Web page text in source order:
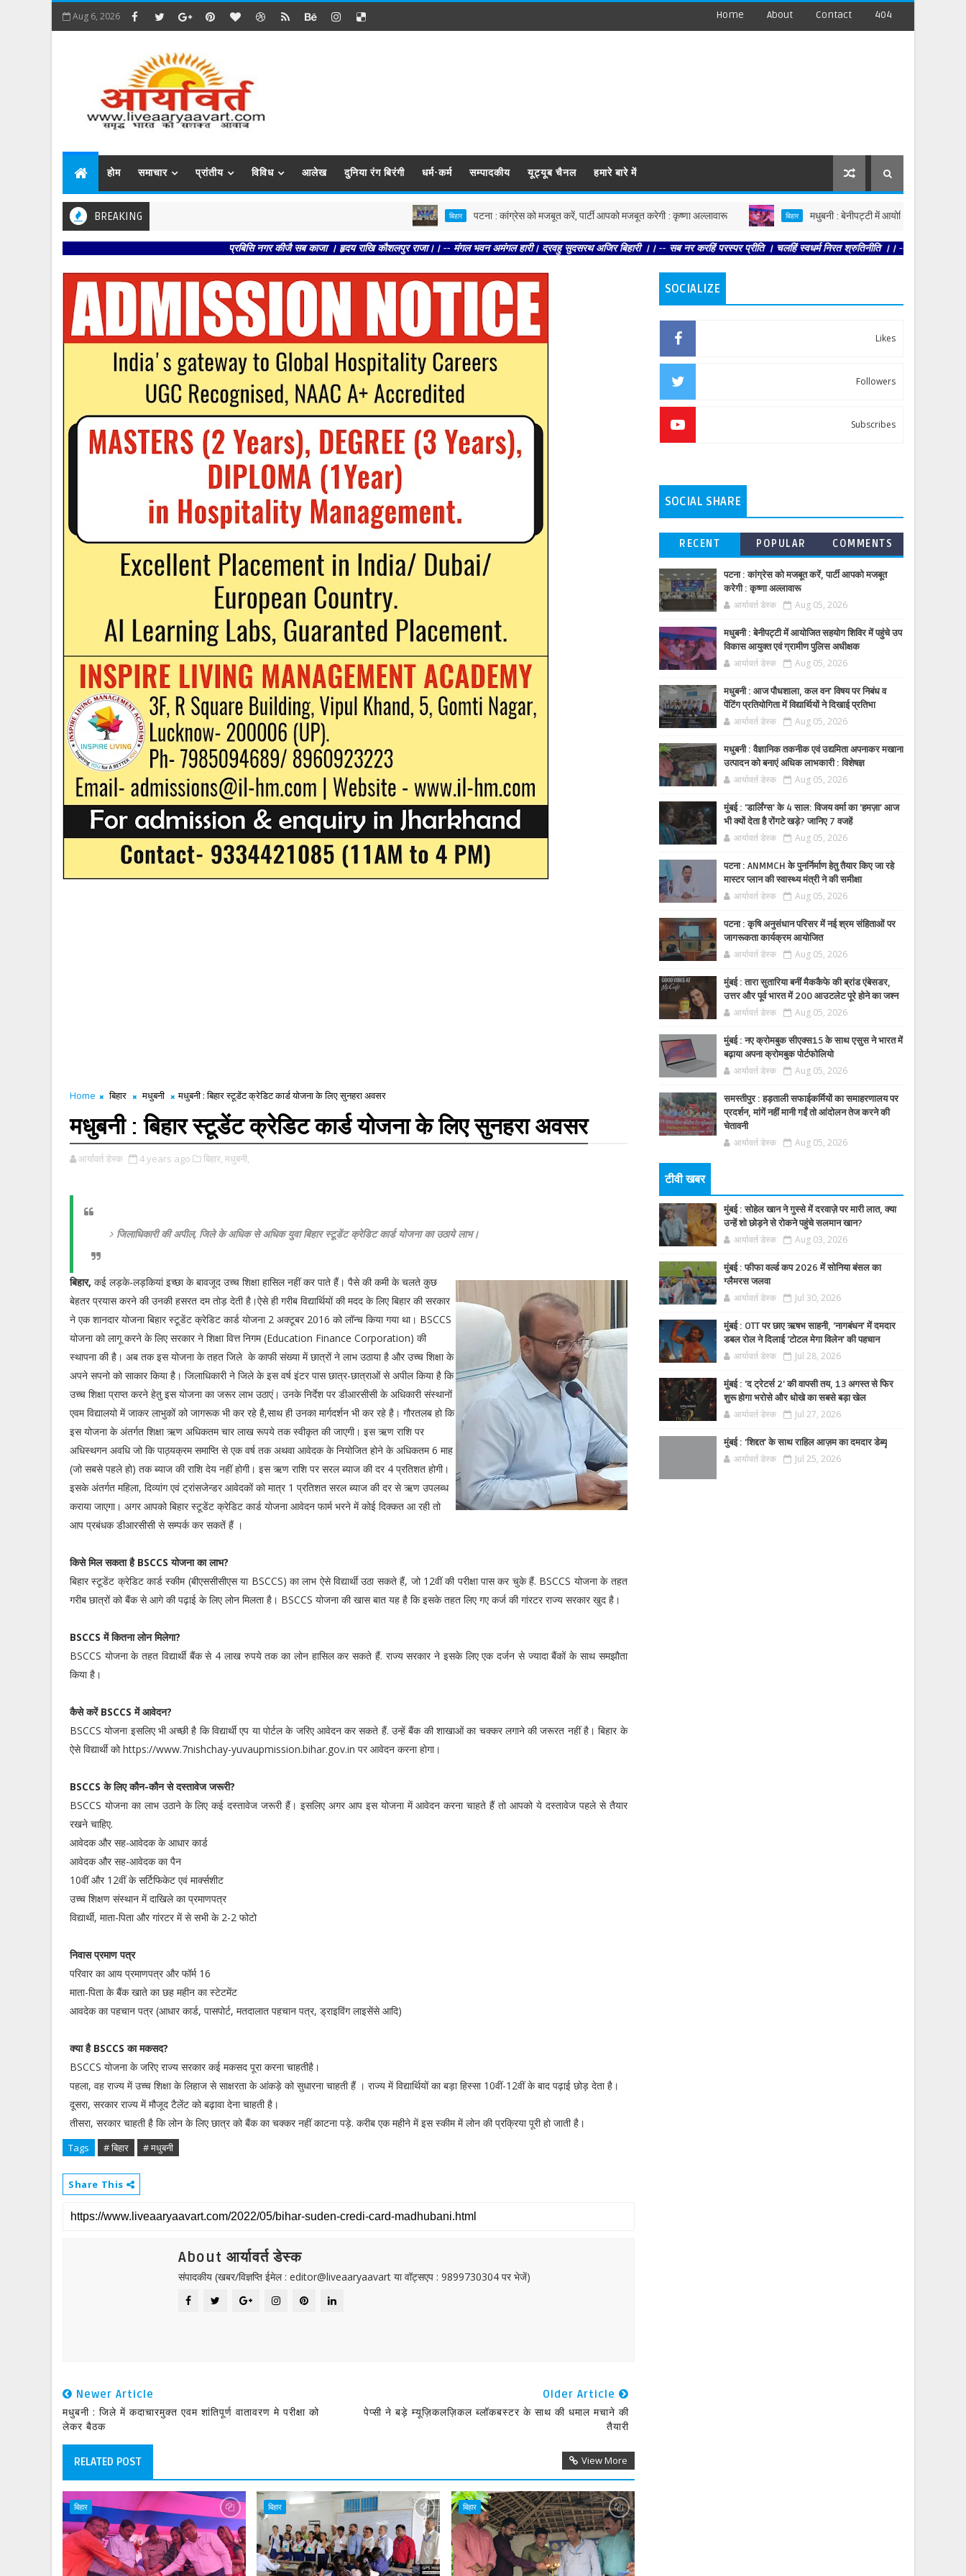
Aug 6, 2026 Home About Contact 404
होम समाचार प्रांतीय विविध आलेख दुनिया रंग बिरंगी धर्म-कर्म सम्पादकीय यूट्यूब चैनल हमारे बारे में
BREAKING बिहार पटना : कांग्रेस को मजबूत करें, पार्टी आपको मजबूत करेगी : कृष्णा अल्लावारू बिहार मधुबनी : बेनीपट्टी में आयोजित सहयोग शिविर में पहुंचे उप
प्रबिसि नगर कीजै सब काजा । हृदय राखि कौशलपुर राजा।। -- मंगल भवन अमंगल हारी। द्रवहु सुदसरथ अजिर बिहारी ।। -- सब नर करहिं परस्पर प्रीति । चलहिं स्वधर्म निरत श्रुतिनीति ।। -- तेहि अवसर सुनि शिव
Home बिहार मधुबनी मधुबनी : बिहार स्टूडेंट क्रेडिट कार्ड योजना के लिए सुनहरा अवसर
मधुबनी : बिहार स्टूडेंट क्रेडिट कार्ड योजना के लिए सुनहरा अवसर
आर्यावर्त डेस्क 4 years ago बिहार, मधुबनी,
जिलाधिकारी की अपील, जिले के अधिक से अधिक युवा बिहार स्टूडेंट क्रेडिट कार्ड योजना का उठाये लाभ।
बिहार, कई लड़के-लड़कियां इच्छा के बावजूद उच्च शिक्षा हासिल नहीं कर पाते हैं। पैसे की कमी के चलते कुछ
बेहतर प्रयास करने की उनकी हसरत दम तोड़ देती है।ऐसे ही गरीब विद्यार्थियों की मदद के लिए बिहार की सरकार
ने एक शानदार योजना बिहार स्टूडेंट क्रेडिट कार्ड योजना 2 अक्टूबर 2016 को लॉन्च किया गया था। BSCCS
योजना को लागू करने के लिए सरकार ने शिक्षा वित्त निगम (Education Finance Corporation) की
स्थापना की है। अब तक इस योजना के तहत जिले के काफी संख्या में छात्रों ने लाभ उठाया है और उच्च शिक्षा के
अपने सपनो को साकार किया है। जिलाधिकारी ने जिले के इस वर्ष इंटर पास छात्र-छात्राओं से अपील किया है कि
उच्च शिक्षा प्राप्त करने हेतु इस योजना का जरूर लाभ उठाएं। उनके निर्देश पर डीआरसीसी के अधिकारी संस्थानों
एवम विद्यालयो में जाकर लाभुकों को जागरूक भी कर रहे है,साथ ही उनका मार्गदर्शन भी कर रहे है। गौरतलब हो कि
इस योजना के अंतर्गत शिक्षा ऋण अधिकतम चार लाख रूपये तक स्वीकृत की जाएगी। इस ऋण राशि पर
अधिस्थगन अवधि जो कि पाठ्यक्रम समाप्ति से एक वर्ष तक अथवा आवेदक के नियोजित होने के अधिकतम 6 माह
(जो सबसे पहले हो) तक ब्याज की राशि देय नहीं होगी। इस ऋण राशि पर सरल ब्याज की दर 4 प्रतिशत होगी।
इसके अंतर्गत महिला, दिव्यांग एवं ट्रांसजेन्डर आवेदकों को मात्र 1 प्रतिशत सरल ब्याज की दर से ऋण उपलब्ध
कराया जाएगा। अगर आपको बिहार स्टूडेंट क्रेडिट कार्ड योजना आवेदन फार्म भरने में कोई दिक्कत आ रही तो
आप प्रबंधक डीआरसीसी से सम्पर्क कर सकतें हैं ।
किसे मिल सकता है BSCCS योजना का लाभ?
बिहार स्टूडेंट क्रेडिट कार्ड स्कीम (बीएससीसीएस या BSCCS) का लाभ ऐसे विद्यार्थी उठा सकते हैं, जो 12वीं की परीक्षा पास कर चुके हैं. BSCCS योजना के तहत
गरीब छात्रों को बैंक से आगे की पढ़ाई के लिए लोन मिलता है। BSCCS योजना की खास बात यह है कि इसके तहत लिए गए कर्ज की गांरटर राज्य सरकार खुद है।
BSCCS में कितना लोन मिलेगा?
BSCCS योजना के तहत विद्यार्थी बैंक से 4 लाख रुपये तक का लोन हासिल कर सकते हैं. राज्य सरकार ने इसके लिए एक दर्जन से ज्यादा बैंकों के साथ समझौता
किया है।
कैसे करें BSCCS में आवेदन?
BSCCS योजना इसलिए भी अच्छी है कि विद्यार्थी एप या पोर्टल के जरिए आवेदन कर सकते हैं. उन्हें बैंक की शाखाओं का चक्कर लगाने की जरूरत नहीं है। बिहार के
ऐसे विद्यार्थी को https://www.7nishchay-yuvaupmission.bihar.gov.in पर आवेदन करना होगा।
BSCCS के लिए कौन-कौन से दस्तावेज जरूरी?
BSCCS योजना का लाभ उठाने के लिए कई दस्तावेज जरूरी हैं। इसलिए अगर आप इस योजना में आवेदन करना चाहते हैं तो आपको ये दस्तावेज पहले से तैयार
रखने चाहिए.
आवेदक और सह-आवेदक के आधार कार्ड
आवेदक और सह-आवेदक का पैन
10वीं और 12वीं के सर्टिफिकेट एवं मार्क्सशीट
उच्च शिक्षण संस्थान में दाखिले का प्रमाणपत्र
विद्यार्थी, माता-पिता और गांरटर में से सभी के 2-2 फोटो
निवास प्रमाण पत्र
परिवार का आय प्रमाणपत्र और फॉर्म 16
माता-पिता के बैंक खाते का छह महीन का स्टेटमेंट
आवदेक का पहचान पत्र (आधार कार्ड, पासपोर्ट, मतदालात पहचान पत्र, ड्राइविंग लाइसेंसे आदि)
क्या है BSCCS का मकसद?
BSCCS योजना के जरिए राज्य सरकार कई मकसद पूरा करना चाहतीहै।
पहला, वह राज्य में उच्च शिक्षा के लिहाज से साक्षरता के आंकड़े को सुधारना चाहती हैं । राज्य में विद्यार्थियों का बड़ा हिस्सा 10वीं-12वीं के बाद पढ़ाई छोड़ देता है।
दूसरा, सरकार राज्य में मौजूद टैलेंट को बढ़ावा देना चाहती है।
तीसरा, सरकार चाहती है कि लोन के लिए छात्र को बैंक का चक्कर नहीं काटना पड़े. करीब एक महीने में इस स्कीम में लोन की प्रक्रिया पूरी हो जाती है।
Tags # बिहार # मधुबनी
Share This
About आर्यावर्त डेस्क
संपादकीय (खबर/विज्ञप्ति ईमेल : editor@liveaaryaavart या वॉट्सएप : 9899730304 पर भेजें)
Newer Article
मधुबनी : जिले में कदाचारमुक्त एवम शांतिपूर्ण वातावरण मे परीक्षा को
लेकर बैठक
Older Article
पेप्‍सी ने बड़े म्यूज़िकलज़‍िकल ब्‍लॉकबस्‍टर के साथ की धमाल मचाने की
तैयारी
RELATED POST View More
बिहार बिहार बिहार
SOCIALIZE
Likes
Followers
Subscribes
SOCIAL SHARE
RECENT POPULAR COMMENTS
पटना : कांग्रेस को मजबूत करें, पार्टी आपको मजबूत
करेगी : कृष्णा अल्लावारू
आर्यावर्त डेस्क Aug 05, 2026
मधुबनी : बेनीपट्टी में आयोजित सहयोग शिविर में पहुंचे उप
विकास आयुक्त एवं ग्रामीण पुलिस अधीक्षक
आर्यावर्त डेस्क Aug 05, 2026
मधुबनी : आज पौधशाला, कल वन' विषय पर निबंध व
पेंटिंग प्रतियोगिता में विद्यार्थियों ने दिखाई प्रतिभा
आर्यावर्त डेस्क Aug 05, 2026
मधुबनी : वैज्ञानिक तकनीक एवं उद्यमिता अपनाकर मखाना
उत्पादन को बनाएं अधिक लाभकारी : विशेषज्ञ
आर्यावर्त डेस्क Aug 05, 2026
मुंबई : 'डार्लिंग्स' के 4 साल: विजय वर्मा का 'हमज़ा' आज
भी क्यों देता है रोंगटे खड़े? जानिए 7 वजहें
आर्यावर्त डेस्क Aug 05, 2026
पटना : ANMMCH के पुनर्निर्माण हेतु तैयार किए जा रहे
मास्टर प्लान की स्वास्थ्य मंत्री ने की समीक्षा
आर्यावर्त डेस्क Aug 05, 2026
पटना : कृषि अनुसंधान परिसर में नई श्रम संहिताओं पर
जागरूकता कार्यक्रम आयोजित
आर्यावर्त डेस्क Aug 05, 2026
मुंबई : तारा सुतारिया बनीं मैककैफे की ब्रांड एंबेसडर,
उत्तर और पूर्व भारत में 200 आउटलेट पूरे होने का जश्न
आर्यावर्त डेस्क Aug 05, 2026
मुंबई : नए क्रोमबुक सीएक्स15 के साथ एसुस ने भारत में
बढ़ाया अपना क्रोमबुक पोर्टफोलियो
आर्यावर्त डेस्क Aug 05, 2026
समस्तीपुर : हड़ताली सफाईकर्मियों का समाहरणालय पर
प्रदर्शन, मांगें नहीं मानी गईं तो आंदोलन तेज करने की
चेतावनी
आर्यावर्त डेस्क Aug 05, 2026
टीवी खबर
मुंबई : सोहेल खान ने गुस्से में दरवाज़े पर मारी लात, क्या
उन्हें शो छोड़ने से रोकने पहुंचे सलमान खान?
आर्यावर्त डेस्क Aug 03, 2026
मुंबई : फीफा वर्ल्ड कप 2026 में सोनिया बंसल का
ग्लैमरस जलवा
आर्यावर्त डेस्क Jul 30, 2026
मुंबई : OTT पर छाए ऋषभ साहनी, 'नागबंधन' में दमदार
डबल रोल ने दिलाई 'टोटल मेगा विलेन' की पहचान
आर्यावर्त डेस्क Jul 28, 2026
मुंबई : 'द ट्रेटर्स 2' की वापसी तय, 13 अगस्त से फिर
शुरू होगा भरोसे और धोखे का सबसे बड़ा खेल
आर्यावर्त डेस्क Jul 27, 2026
मुंबई : 'शिद्दत' के साथ राहिल आज़म का दमदार डेब्यू
आर्यावर्त डेस्क Jul 25, 2026